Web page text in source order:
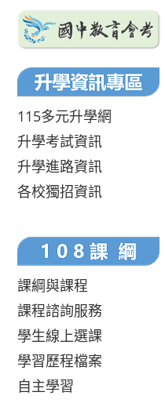
115多元升學網
升學考試資訊
升學進路資訊
各校獨招資訊
課綱與課程
課程諮詢服務
學生線上選課
學習歷程檔案
自主學習